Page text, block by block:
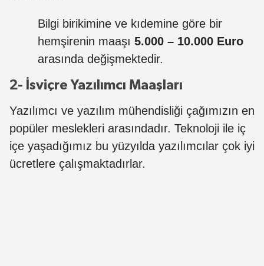
Bilgi birikimine ve kıdemine göre bir
hemşirenin maaşı 5.000 – 10.000 Euro
arasında değişmektedir.
2- İsviçre Yazılımcı Maaşları
Yazılımcı ve yazılım mühendisliği çağımızın en
popüler meslekleri arasındadır. Teknoloji ile iç
içe yaşadığımız bu yüzyılda yazılımcılar çok iyi
ücretlere çalışmaktadırlar.